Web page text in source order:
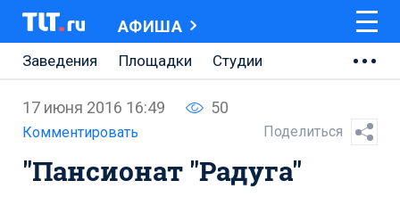
АФИША
Заведения Площадки
Студии
Спектакли
17 июня 2016 16:49 50
Комментировать Поделиться
"Пансионат "Радуга"